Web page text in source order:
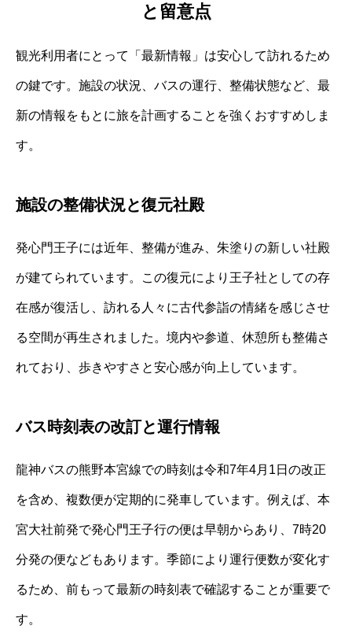
と留意点
観光利用者にとって「最新情報」は安心して訪れるため
の鍵です。施設の状況、バスの運行、整備状態など、最
新の情報をもとに旅を計画することを強くおすすめしま
す。
施設の整備状況と復元社殿
発心門王子には近年、整備が進み、朱塗りの新しい社殿
が建てられています。この復元により王子社としての存
在感が復活し、訪れる人々に古代参詣の情緒を感じさせ
る空間が再生されました。境内や参道、休憩所も整備さ
れており、歩きやすさと安心感が向上しています。
バス時刻表の改訂と運行情報
龍神バスの熊野本宮線での時刻は令和7年4月1日の改正
を含め、複数便が定期的に発車しています。例えば、本
宮大社前発で発心門王子行の便は早朝からあり、7時20
分発の便などもあります。季節により運行便数が変化す
るため、前もって最新の時刻表で確認することが重要で
す。